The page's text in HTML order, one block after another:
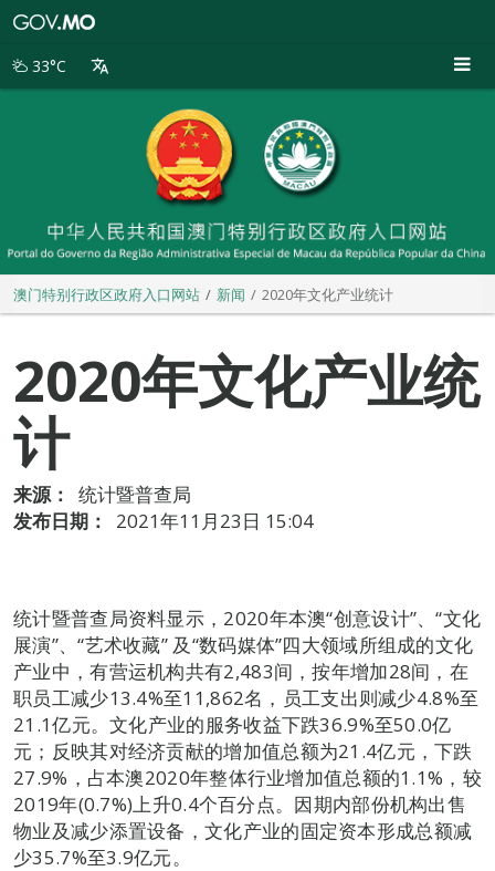
别
33°C
澳门特别行政区政府入口网站 新闻 2020年文化产业统计
2020年文化产业统
计
来源：
统计暨普查局
发布日期：
2021年11月23日 15:04
统计暨普查局资料显示，2020年本澳“创意设计”、“文化
展演”、“艺术收藏” 及“数码媒体”四大领域所组成的文化
产业中，有营运机构共有2,483间，按年增加28间，在
职员工减少13.4%至11,862名，员工支出则减少4.8%至
21.1亿元。文化产业的服务收益下跌36.9%至50.0亿
元；反映其对经济贡献的增加值总额为21.4亿元，下跌
27.9%，占本澳2020年整体行业增加值总额的1.1%，较
2019年(0.7%)上升0.4个百分点。因期内部份机构出售
物业及减少添置设备，文化产业的固定资本形成总额减
少35.7%至3.9亿元。